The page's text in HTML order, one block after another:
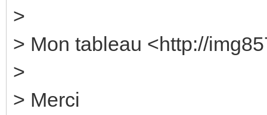
>
> Mon tableau <http://
>
> Merci